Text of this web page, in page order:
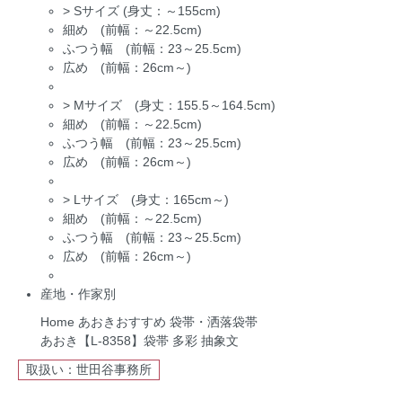
> Sサイズ (身丈：～155cm)
細め (前幅：～22.5cm)
ふつう幅 (前幅：23～25.5cm)
広め (前幅：26cm～)
> Mサイズ (身丈：155.5～164.5cm)
細め (前幅：～22.5cm)
ふつう幅 (前幅：23～25.5cm)
広め (前幅：26cm～)
> Lサイズ (身丈：165cm～)
細め (前幅：～22.5cm)
ふつう幅 (前幅：23～25.5cm)
広め (前幅：26cm～)
産地・作家別
Home あおきおすすめ 袋帯・洒落袋帯
あおき【L-8358】袋帯 多彩 抽象文
取扱い：世田谷事務所